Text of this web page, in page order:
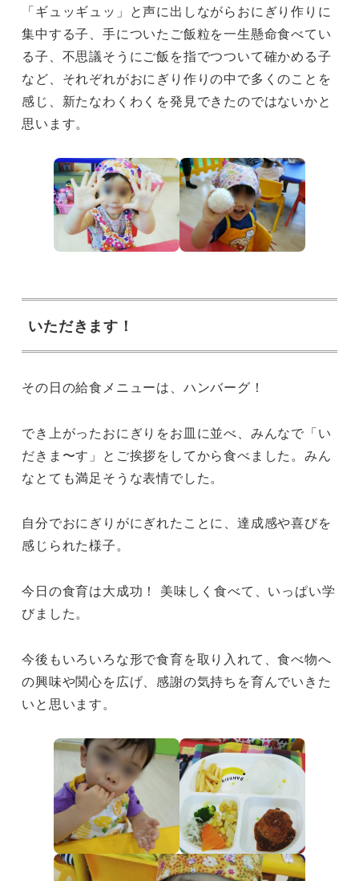
「ギュッギュッ」と声に出しながらおにぎり作りに
集中する子、手についたご飯粒を一生懸命食べてい
る子、不思議そうにご飯を指でつついて確かめる子
など、それぞれがおにぎり作りの中で多くのことを
感じ、新たなわくわくを発見できたのではないかと
思います。
いただきます！
その日の給食メニューは、ハンバーグ！
でき上がったおにぎりをお皿に並べ、みんなで「い
だきま〜す」とご挨拶をしてから食べました。みん
なとても満足そうな表情でした。
自分でおにぎりがにぎれたことに、達成感や喜びを
感じられた様子。
今日の食育は大成功！ 美味しく食べて、いっぱい学
びました。
今後もいろいろな形で食育を取り入れて、食べ物へ
の興味や関心を広げ、感謝の気持ちを育んでいきた
いと思います。